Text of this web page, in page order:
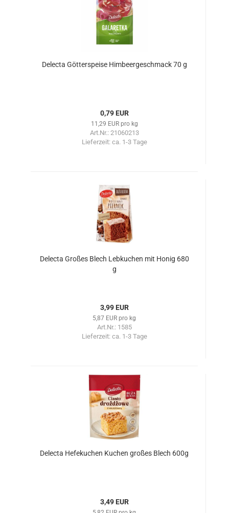
Delecta Götterspeise Himbeergeschmack 70 g
0,79 EUR
11,29 EUR pro kg
Art.Nr.: 21060213
Lieferzeit: ca. 1-3 Tage
Delecta Großes Blech Lebkuchen mit Honig 680
g
3,99 EUR
5,87 EUR pro kg
Art.Nr.: 1585
Lieferzeit: ca. 1-3 Tage
Delecta Hefekuchen Kuchen großes Blech 600g
3,49 EUR